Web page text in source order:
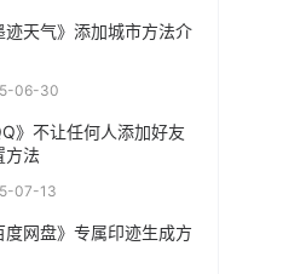
迹天气》添加城市方法介
06-30
》不让任何人添加好友
方法
07-13
度网盘》专属印迹生成方